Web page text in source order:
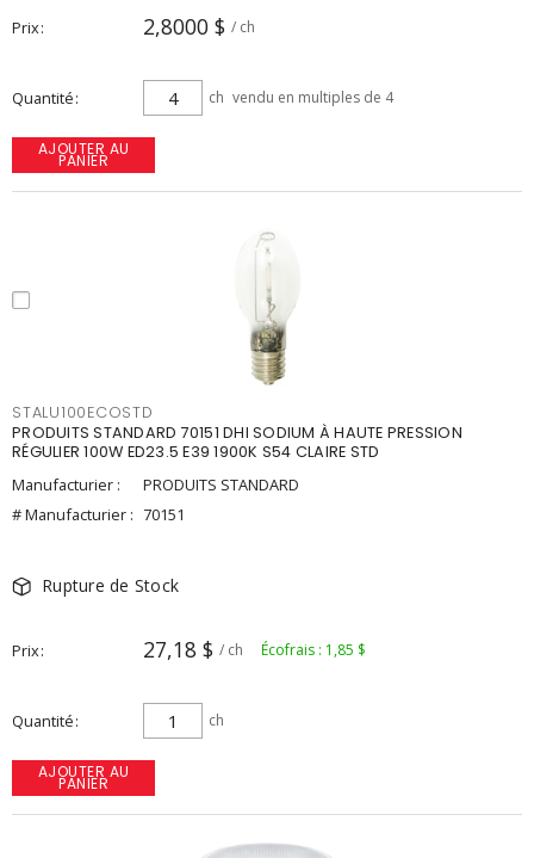
Prix 2,8000 $ / ch
Quantité ch vendu en multiples de 4
AJOUTER AU
PANIER
STALU100ECOSTD
PRODUITS STANDARD 70151 DHI SODIUM À HAUTE PRESSION
RÉGULIER 100W ED23.5 E39 1900K S54 CLAIRE STD
Manufacturier :
PRODUITS STANDARD
# Manufacturier : 70151
Rupture de Stock
Prix 27,18 $ / ch Écofrais : 1,85 $
Quantité ch
AJOUTER AU
PANIER